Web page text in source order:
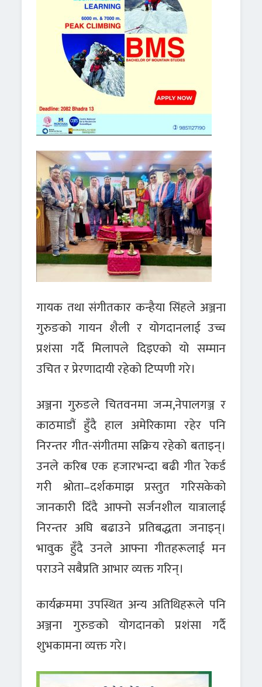
गायक तथा संगीतकार कन्हैया सिंहले अञ्जना
गुरुङको गायन शैली र योगदानलाई उच्च
प्रशंसा गर्दै मिलापले दिइएको यो सम्मान
उचित र प्रेरणादायी रहेको टिप्पणी गरे।
अञ्जना गुरुङले चितवनमा जन्म,नेपालगञ्ज र
काठमाडौं हुँदै हाल अमेरिकामा रहेर पनि
निरन्तर गीत-संगीतमा सक्रिय रहेको बताइन्।
उनले करिब एक हजारभन्दा बढी गीत रेकर्ड
गरी श्रोता–दर्शकमाझ प्रस्तुत गरिसकेको
जानकारी दिँदै आफ्नो सर्जनशील यात्रालाई
निरन्तर अघि बढाउने प्रतिबद्धता जनाइन्।
भावुक हुँदै उनले आफ्ना गीतहरूलाई मन
पराउने सबैप्रति आभार व्यक्त गरिन्।
कार्यक्रममा उपस्थित अन्य अतिथिहरूले पनि
अञ्जना गुरुङको योगदानको प्रशंसा गर्दै
शुभकामना व्यक्त गरे।